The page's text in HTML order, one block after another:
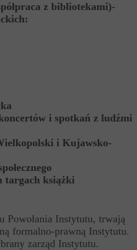
z bibliotekami)-
i spotkań z ludźmi
i Kujawsko-
targach książki
Powołania Instytutu, trwają
formalno-prawną Instytutu.
zarząd Instytutu.